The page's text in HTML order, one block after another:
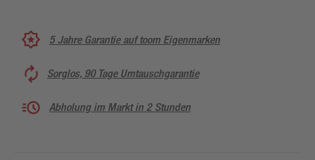
5 Jahre Garantie auf toom Eigenmarken
Sorglos, 90 Tage Umtauschgarantie
Abholung im Markt in 2 Stunden